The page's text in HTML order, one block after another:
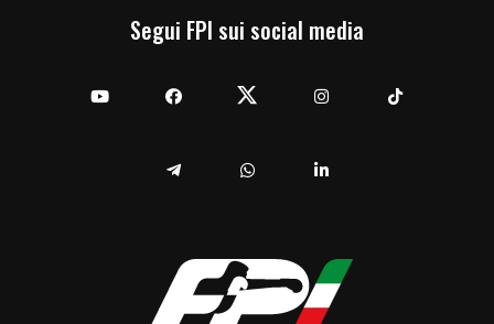
Segui FPI sui social media